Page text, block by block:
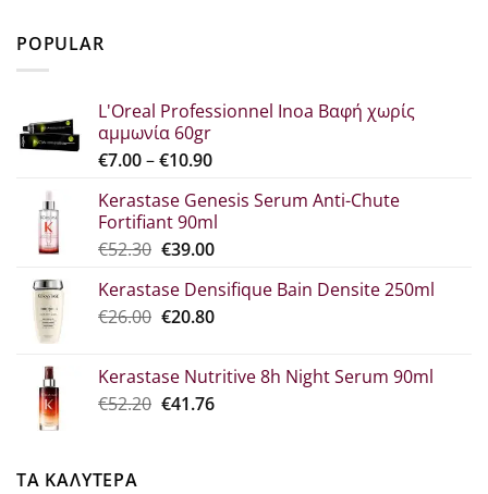
POPULAR
L'Oreal Professionnel Inoa Βαφή χωρίς
αμμωνία 60gr
€7.00–€10.90Price
€7.00
through
€10.90
Kerastase Genesis Serum Anti-Chute
Fortifiant 90ml
€52.30 Original
was:
€52.30.
€39.00Η
τιμή
είναι:
Kerastase Densifique Bain Densite 250ml
€26.00 Original
€26.00.
€20.80Η
είναι:
€20.80.
Kerastase Nutritive 8h Night Serum 90ml
€52.20 Original
€41.76Η
ΤΑ ΚΑΛΥΤΕΡΑ